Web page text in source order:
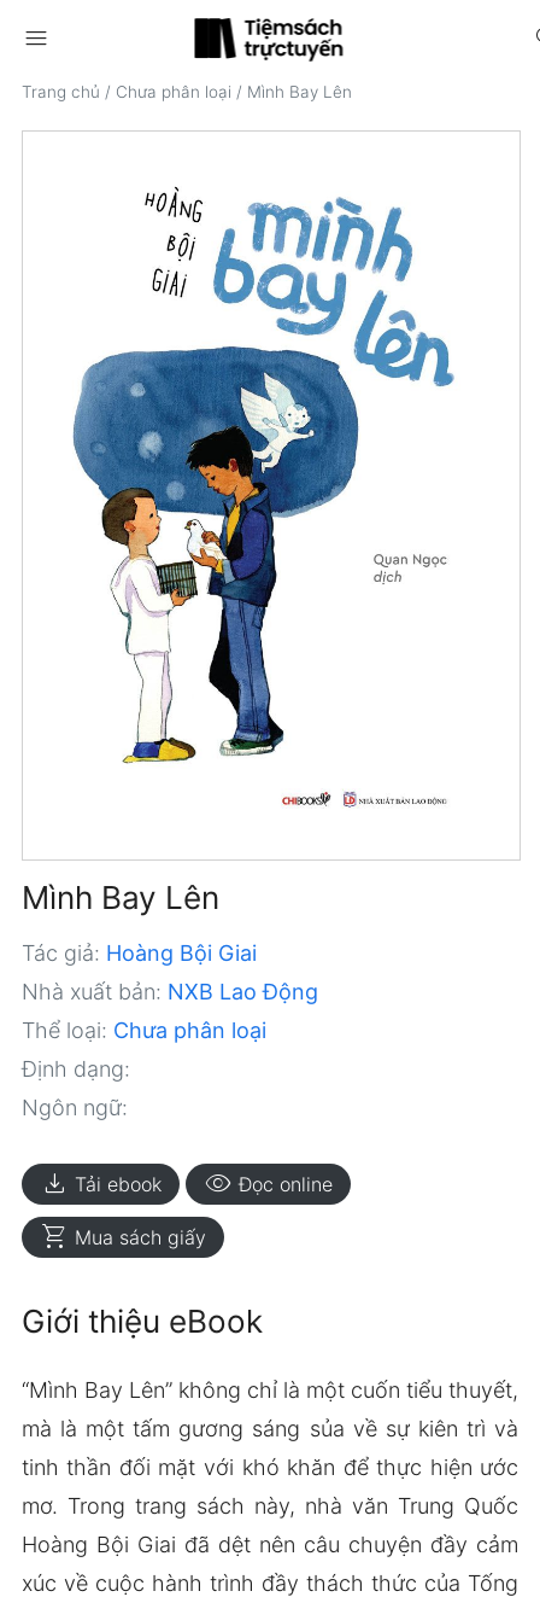
menu
Trang chủ / Chưa phân loại / Mình Bay Lên
Mình Bay Lên
Tác giả: Hoàng Bội Giai
Nhà xuất bản: NXB Lao Động
Thể loại: Chưa phân loại
Định dạng:
Ngôn ngữ:
download Tải ebook visibility Đọc online
shopping_cart Mua sách giấy
Giới thiệu eBook
“Mình Bay Lên” không chỉ là một cuốn tiểu thuyết,
mà là một tấm gương sáng sủa về sự kiên trì và
tinh thần đối mặt với khó khăn để thực hiện ước
mơ. Trong trang sách này, nhà văn Trung Quốc
Hoàng Bội Giai đã dệt nên câu chuyện đầy cảm
xúc về cuộc hành trình đầy thách thức của Tống